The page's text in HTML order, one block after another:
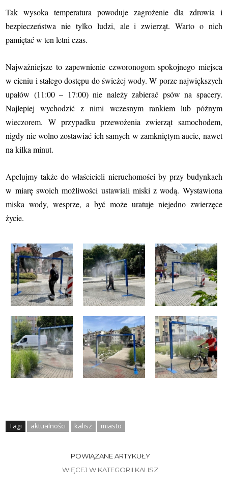
Tak wysoka temperatura powoduje zagrożenie dla zdrowia i
bezpieczeństwa nie tylko ludzi, ale i zwierząt. Warto o nich
pamiętać w ten letni czas.
Najważniejsze to zapewnienie czworonogom spokojnego miejsca
w cieniu i stałego dostępu do świeżej wody. W porze największych
upałów (11:00 – 17:00) nie należy zabierać psów na spacery.
Najlepiej wychodzić z nimi wczesnym rankiem lub późnym
wieczorem. W przypadku przewożenia zwierząt samochodem,
nigdy nie wolno zostawiać ich samych w zamkniętym aucie, nawet
na kilka minut.
Apelujmy także do właścicieli nieruchomości by przy budynkach
w miarę swoich możliwości ustawiali miski z wodą. Wystawiona
miska wody, wesprze, a być może uratuje niejedno zwierzęce
życie.
Tagi aktualności kalisz miasto
POWIĄZANE ARTYKUŁY
WIĘCEJ W KATEGORII KALISZ